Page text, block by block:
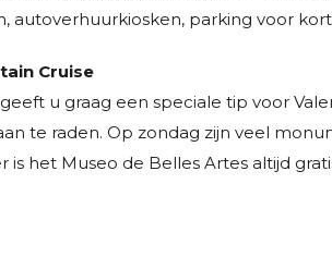
autoverhuurkiosken, parking voor
Cruise
u graag een speciale tip voor
te raden. Op zondag zijn veel
is het Museo de Belles Artes altijd